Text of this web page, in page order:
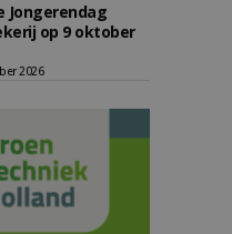
Jongerendag
op 9 oktober
2026